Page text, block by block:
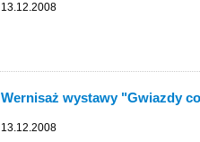
13.12.2008
Wernisaż wystawy "Gwiazdy
13.12.2008